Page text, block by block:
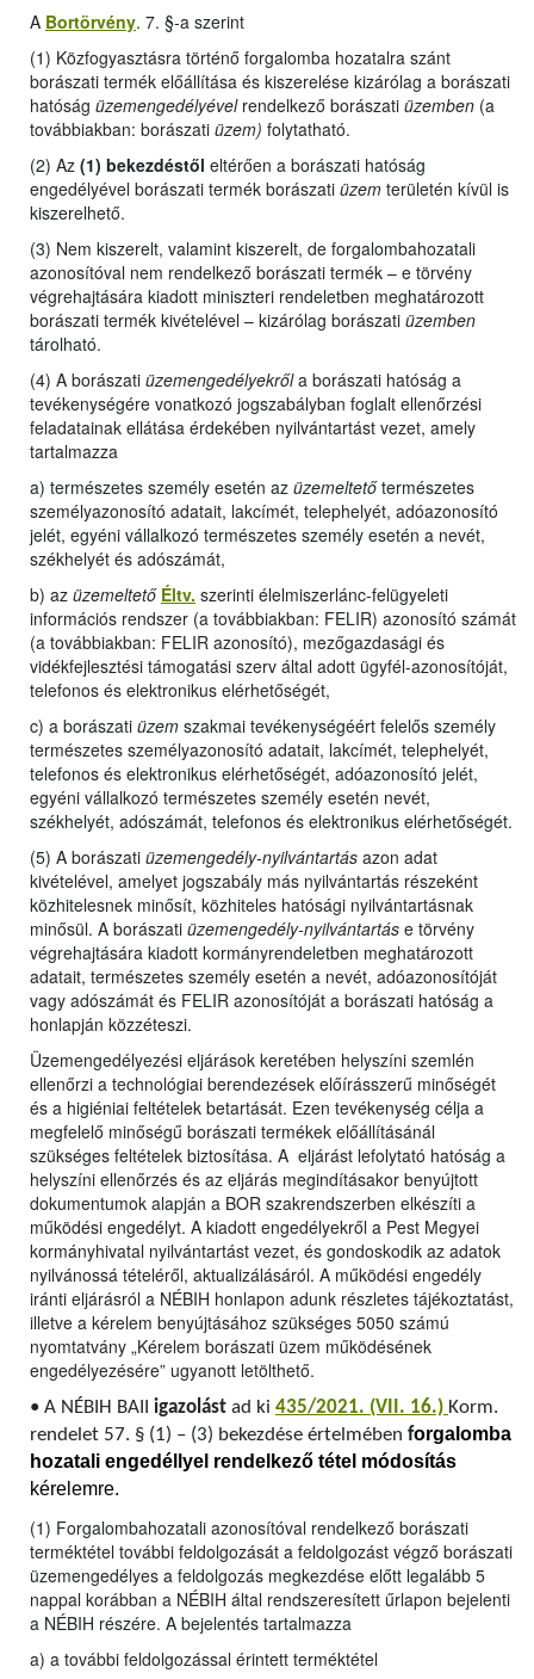
A Bortörvény. 7. §-a szerint
(1) Közfogyasztásra történő forgalomba hozatalra szánt
borászati termék előállítása és kiszerelése kizárólag a borászati
hatóság üzemengedélyévelrendelkező borászati üzemben (a
továbbiakban: borászati üzem) folytatható.
(2) Az (1) bekezdéstől eltérően a borászati hatóság
engedélyével borászati termék borászati üzem területén kívül is
kiszerelhető.
(3) Nem kiszerelt, valamint kiszerelt, de forgalombahozatali
azonosítóval nem rendelkező borászati termék – e törvény
végrehajtására kiadott miniszteri rendeletben meghatározott
borászati termék kivételével – kizárólag borászati üzemben
tárolható.
(4) A borászati üzemengedélyekrőla borászati hatóság a
tevékenységére vonatkozó jogszabályban foglalt ellenőrzési
feladatainak ellátása érdekében nyilvántartást vezet, amely
tartalmazza
a) természetes személy esetén az üzemeltetőtermészetes
személyazonosító adatait, lakcímét, telephelyét, adóazonosító
jelét, egyéni vállalkozó természetes személy esetén a nevét,
székhelyét és adószámát,
b) az üzemeltető Éltv. szerinti élelmiszerlánc-felügyeleti
információs rendszer (a továbbiakban: FELIR) azonosító számát
(a továbbiakban: FELIR azonosító), mezőgazdasági és
vidékfejlesztési támogatási szerv által adott ügyfél-azonosítóját,
telefonos és elektronikus elérhetőségét,
c) a borászati üzem szakmai tevékenységéért felelős személy
természetes személyazonosító adatait, lakcímét, telephelyét,
telefonos és elektronikus elérhetőségét, adóazonosító jelét,
egyéni vállalkozó természetes személy esetén nevét,
székhelyét, adószámát, telefonos és elektronikus elérhetőségét.
(5) A borászati üzemengedély-nyilvántartás azon adat
kivételével, amelyet jogszabály más nyilvántartás részeként
közhitelesnek minősít, közhiteles hatósági nyilvántartásnak
minősül. A borászati üzemengedély-nyilvántartás e törvény
végrehajtására kiadott kormányrendeletben meghatározott
adatait, természetes személy esetén a nevét, adóazonosítóját
vagy adószámát és FELIR azonosítóját a borászati hatóság a
honlapján közzéteszi.
Üzemengedélyezési eljárások keretében helyszíni szemlén
ellenőrzi a technológiai berendezések előírásszerű minőségét
és a higiéniai feltételek betartását. Ezen tevékenység célja a
megfelelő minőségű borászati termékek előállításánál
szükséges feltételek biztosítása. A eljárást lefolytató hatóság a
helyszíni ellenőrzés és az eljárás megindításakor benyújtott
dokumentumok alapján a BOR szakrendszerben elkészíti a
működési engedélyt. A kiadott engedélyekről a Pest Megyei
kormányhivatal nyilvántartást vezet, és gondoskodik az adatok
nyilvánossá tételéről, aktualizálásáról. A működési engedély
iránti eljárásról a NÉBIH honlapon adunk részletes tájékoztatást,
illetve a kérelem benyújtásához szükséges 5050 számú
nyomtatvány „Kérelem borászati üzem működésének
engedélyezésére” ugyanott letölthető.
• A NÉBIH BAII igazolást ad ki 435/2021. (VII. 16.) Korm.
rendelet 57. § (1) – (3) bekezdése értelmében forgalomba
hozatali engedéllyel rendelkező tétel módosítás
kérelemre.
(1) Forgalombahozatali azonosítóval rendelkező borászati
terméktétel további feldolgozását a feldolgozást végző borászati
üzemengedélyes a feldolgozás megkezdése előtt legalább 5
nappal korábban a NÉBIH által rendszeresített űrlapon bejelenti
a NÉBIH részére. A bejelentés tartalmazza
a) a további feldolgozással érintett terméktétel